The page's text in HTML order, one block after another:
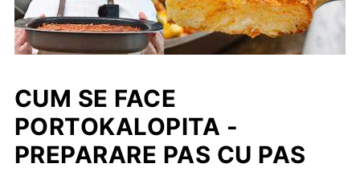
CUM SE FACE
PORTOKALOPITA -
PREPARARE PAS CU PAS